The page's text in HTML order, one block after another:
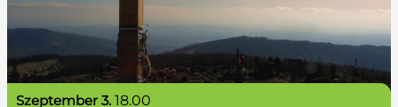
szeptember 3. 18.00